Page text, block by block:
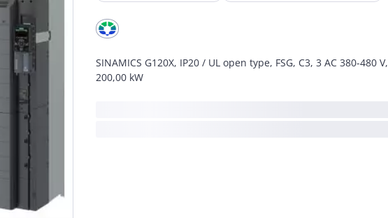
SINAMICS G120X, IP20 / UL open type, FSG, C3, 3 AC 380-480 V,
200,00 kW